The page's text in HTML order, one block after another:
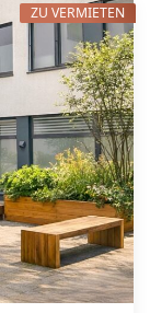
ZU VERMIETEN